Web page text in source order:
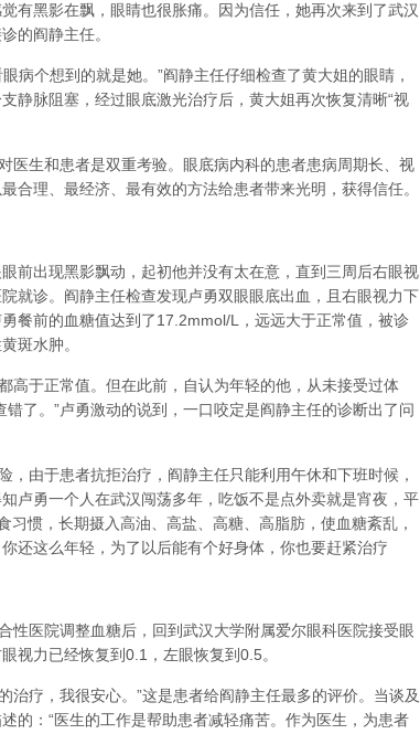
有黑影在飘，眼睛也很胀痛。因为信任，她再次来到了武汉
的阎静主任。
病个想到的就是她。”阎静主任仔细检查了黄大姐的眼睛，
静脉阻塞，经过眼底激光治疗后，黄大姐再次恢复清晰“视
医生和患者是双重考验。眼底病内科的患者患病周期长、视
合理、最经济、最有效的方法给患者带来光明，获得信任。
前出现黑影飘动，起初他并没有太在意，直到三周后右眼视
就诊。阎静主任检查发现卢勇双眼眼底出血，且右眼视力下
餐前的血糖值达到了17.2mmol/L，远远大于正常值，被诊
斑水肿。
高于正常值。但在此前，自认为年轻的他，从未接受过体
了。”卢勇激动的说到，一口咬定是阎静主任的诊断出了问
，由于患者抗拒治疗，阎静主任只能利用午休和下班时候，
卢勇一个人在武汉闯荡多年，吃饭不是点外卖就是宵夜，平
习惯，长期摄入高油、高盐、高糖、高脂肪，使血糖紊乱，
还这么年轻，为了以后能有个好身体，你也要赶紧治疗
性医院调整血糖后，回到武汉大学附属爱尔眼科医院接受眼
视力已经恢复到0.1，左眼恢复到0.5。
治疗，我很安心。”这是患者给阎静主任最多的评价。当谈及
的：“医生的工作是帮助患者减轻痛苦。作为医生，为患者